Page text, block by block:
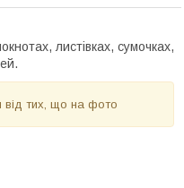
листівках, сумочках,
від тих, що на фото